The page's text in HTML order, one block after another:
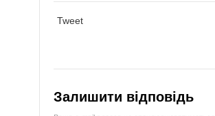
Tweet
Залишити відповідь